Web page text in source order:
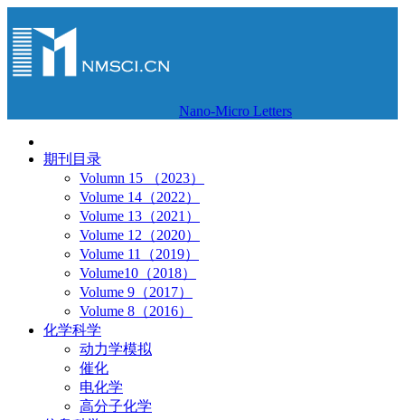
Nano-Micro Letters
期刊目录
Volumn 15 （2023）
Volume 14（2022）
Volume 13（2021）
Volume 12（2020）
Volume 11（2019）
Volume10（2018）
Volume 9（2017）
Volume 8（2016）
化学科学
动力学模拟
催化
电化学
高分子化学